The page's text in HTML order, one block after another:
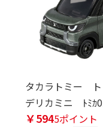
タカラトミー ト
デリカミニ ﾄﾐｶ
￥5945ポイント